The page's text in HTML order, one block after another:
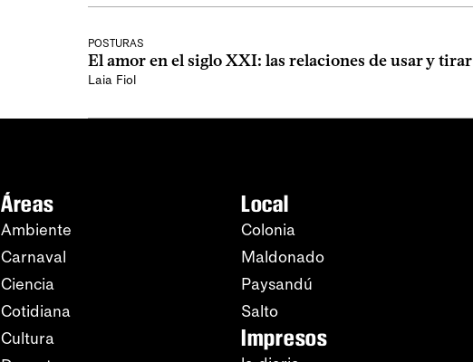
POSTURAS
El amor en el siglo XXI: las relaciones de usar y tirar
Laia Fiol
Áreas
Ambiente
Carnaval
Ciencia
Cotidiana
Cultura
Local
Colonia
Maldonado
Paysandú
Salto
Impresos